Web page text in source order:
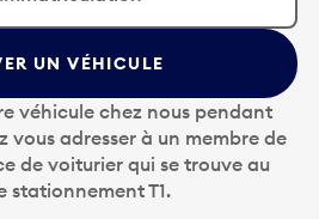
UN VÉHICULE
véhicule chez nous pendant
vous adresser à un membre de
de voiturier qui se trouve au
stationnement T1.